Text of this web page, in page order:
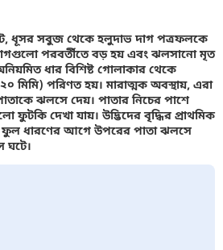
ধূসর সবুজ থেকে হলুদাভ দাগ পত্রফলকে
দাগগুলো পরবর্তীতে বড় হয় এবং ঝলসানো মৃত
ধার বিশিষ্ট গোলাকার থেকে
মিমি) পরিণত হয়। মারাত্মক অবস্থায়, এরা
ঝলসে দেয়। পাতার নিচের পাশে
দেখা যায়। উদ্ভিদের বৃদ্ধির প্রাথমিক
ফুল ধারণের আগে উপরের পাতা ঝলসে
ঘটে।